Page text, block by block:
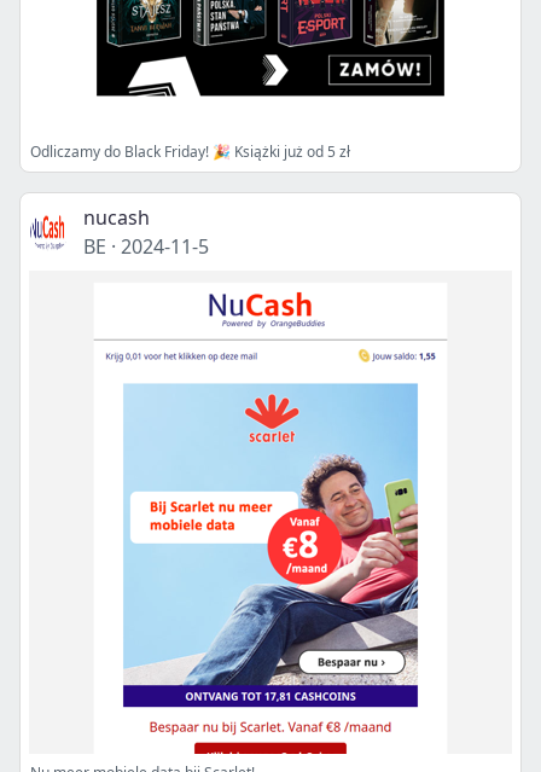
Odliczamy do Black Friday! 🎉 Książki już od 5 zł
nucash
BE · 2024-11-5